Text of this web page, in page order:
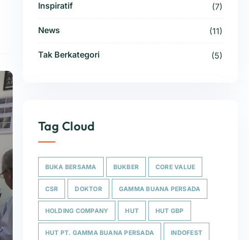
Inspiratif (7)
News (11)
Tak Berkategori (5)
Tag Cloud
BUKA BERSAMA BUKBER CORE VALUE
CSR DOKTOR GAMMA BUANA PERSADA
HOLDING COMPANY HUT HUT GBP
HUT PT. GAMMA BUANA PERSADA INDOFEST